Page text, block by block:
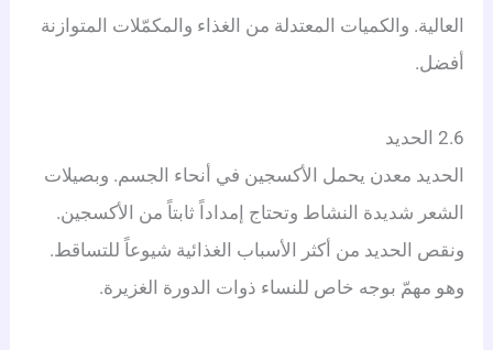
العالية. والكميات المعتدلة من الغذاء والمكمّلات المتوازنة
أفضل.
2.6 الحديد
الحديد معدن يحمل الأكسجين في أنحاء الجسم. وبصيلات
الشعر شديدة النشاط وتحتاج إمداداً ثابتاً من الأكسجين.
ونقص الحديد من أكثر الأسباب الغذائية شيوعاً للتساقط.
وهو مهمّ بوجه خاص للنساء ذوات الدورة الغزيرة.